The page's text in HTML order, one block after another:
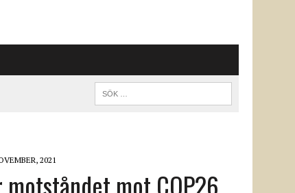
2021
motståndet mot COP26